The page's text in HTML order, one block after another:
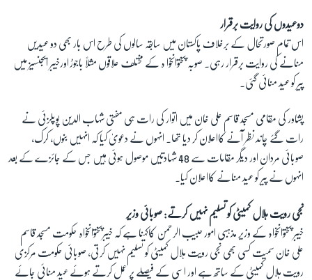
دوعیدوں کی روایت برقرار
اس تمام صورتحال کے برخلاف پاکستان میں سابقہ سالوں کی طرح اس بار بھی دو عیدیں
منانے کی روایت برقرار رہی۔ صوبہ پختوانخوا ہ کے مختلف علاقوں مثلاً باجوڑ اورخیبر ایجنسیز میں
پیر کو عید منائی گئی۔
پشاور کی مقامی مسجد قاسم علی خان میں اتوار کی رات ہی مفتی شہاب الدین پوپلزئی نے
رات گئے چاند نظر آنے کااعلان کر دیا تھا۔ انہوں نے دعویٰ کیا کہ انہیں بنوں، کرک،
صوبائی مردان اور دیگر مقامات سے 48 شہادتیں موصول ہوئی ہیں جس کے جائزے کے بعد
انہوں نے پیر کو عید منانے کااعلان کیا۔
نجی رویت ہلال کمیٹی کو تسلیم نہیں کرتے: صوبائی وزیر
خیبر پختوانخواہ کے وزیر مذہبی امور حبیب الرحمن کاکہنا ہے کہ خیبرپختوانخواہ حکومت مسجد قاسم
علی خان سمیت کسی بھی نجی رویت ہلال کمیٹی کو تسلیم نہیں کرتی، صوبائی حکومت مرکزی
رویت ہلال کمیٹی کے ساتھ ہے اور اسی کے فیصلے پر عمل کرتے ہوئے عید منائی جائے